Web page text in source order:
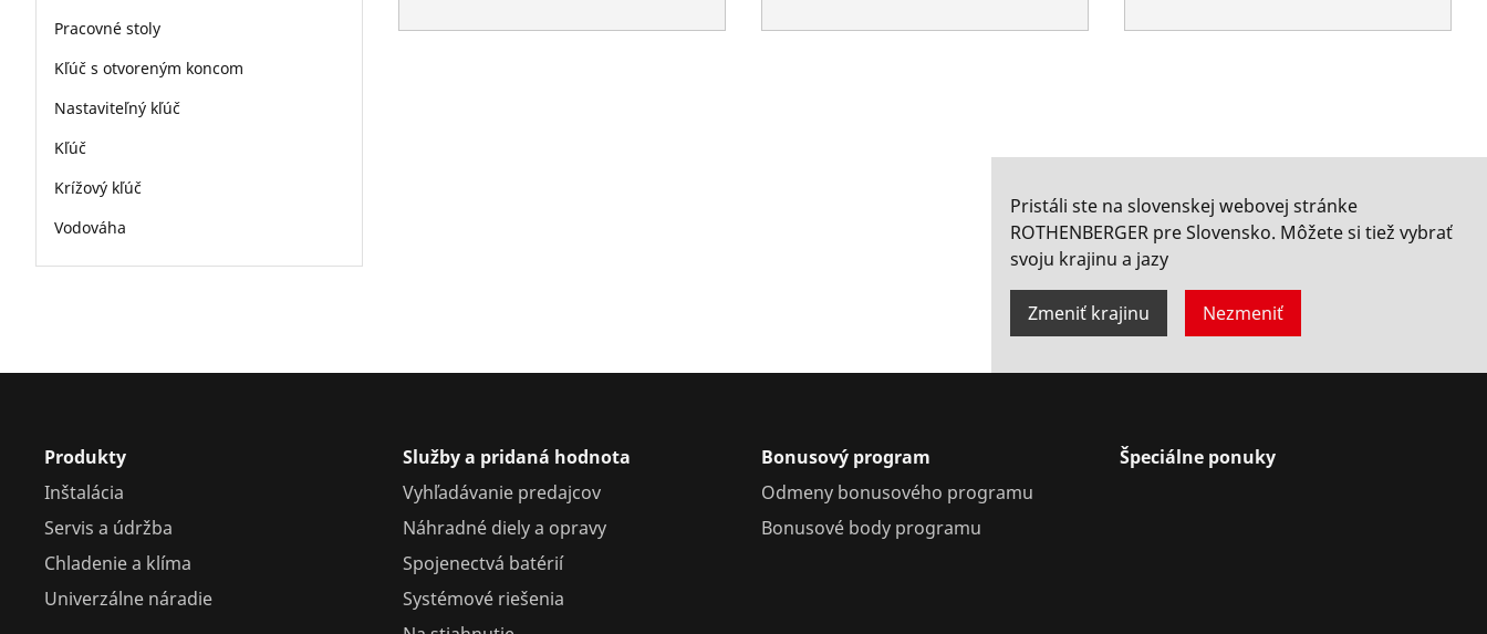
Pracovné stoly
Kľúč s otvoreným koncom
Nastaviteľný kľúč
Kľúč
Krížový kľúč
Vodováha
Pristáli ste na slovenskej webovej stránke
ROTHENBERGER pre Slovensko. Môžete si tiež vybrať
svoju krajinu a jazy
Zmeniť krajinu Nezmeniť
Produkty
Inštalácia
Servis a údržba
Chladenie a klíma
Univerzálne náradie
Služby a pridaná hodnota
Vyhľadávanie predajcov
Náhradné diely a opravy
Spojenectvá batérií
Systémové riešenia
Bonusový program
Odmeny bonusového programu
Bonusové body programu
Špeciálne ponuky